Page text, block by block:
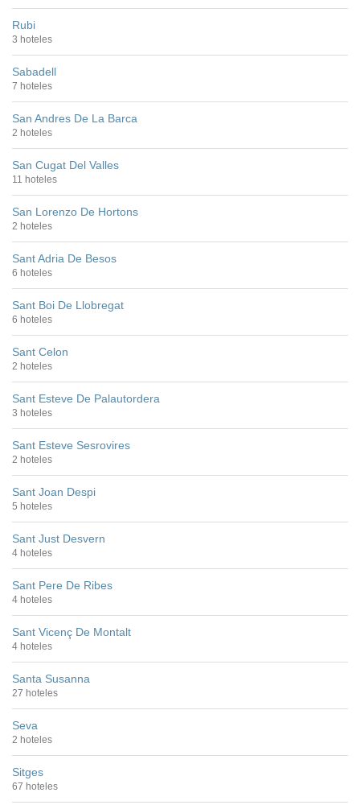
Rubi
3 hoteles
Sabadell
7 hoteles
San Andres De La Barca
2 hoteles
San Cugat Del Valles
11 hoteles
San Lorenzo De Hortons
2 hoteles
Sant Adria De Besos
6 hoteles
Sant Boi De Llobregat
6 hoteles
Sant Celon
2 hoteles
Sant Esteve De Palautordera
3 hoteles
Sant Esteve Sesrovires
2 hoteles
Sant Joan Despi
5 hoteles
Sant Just Desvern
4 hoteles
Sant Pere De Ribes
4 hoteles
Sant Vicenç De Montalt
4 hoteles
Santa Susanna
27 hoteles
Seva
2 hoteles
Sitges
67 hoteles